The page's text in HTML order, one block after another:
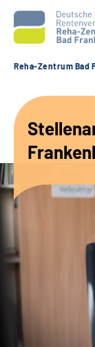
Unsere
Karriere
Sozialdienste
Leichte
Reha-Zentrum Bad